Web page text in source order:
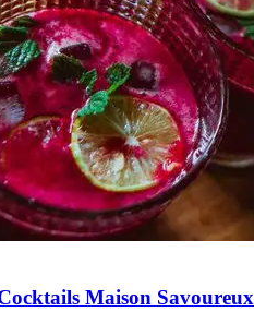
Maison Savoureux